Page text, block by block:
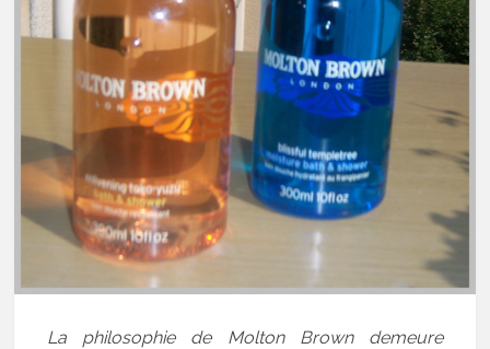
La philosophie de Molton Brown demeure